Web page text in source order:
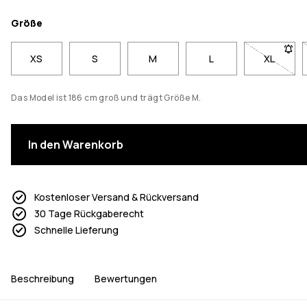
Größe
XS S M L XL- Größe
Das Model ist 186 cm groß und trägt Größe M.
In den Warenkorb
Kostenloser Versand & Rückversand
30 Tage Rückgaberecht
Schnelle Lieferung
Beschreibung Bewertungen